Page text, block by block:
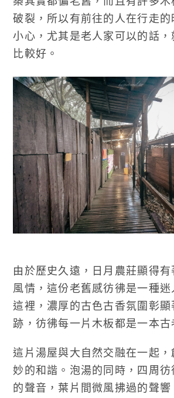
破裂，所以有前往的人在行走的
小心，尤其是老人家可以的話，
比較好。
由於歷史久遠，日月農莊顯得有
風情，這份老舊感彷彿是一種迷
這裡，濃厚的古色古香氛圍彰顯
跡，彷彿每一片木板都是一本古
這片湯屋與大自然交融在一起，
妙的和諧。泡湯的同時，四周
的聲音，葉片間微風拂過的聲